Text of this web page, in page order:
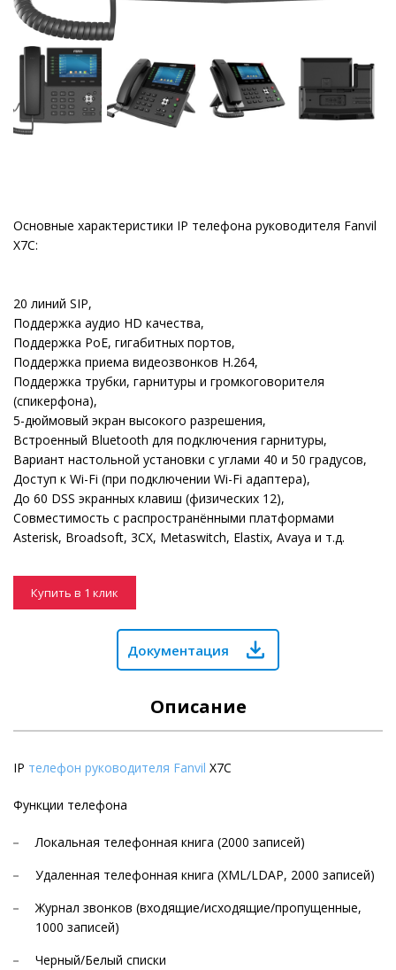
Основные характеристики IP телефона руководителя Fanvil
X7C:
20 линий SIP,
Поддержка аудио HD качества,
Поддержка PoE, гигабитных портов,
Поддержка приема видеозвонков H.264,
Поддержка трубки, гарнитуры и громкоговорителя
(спикерфона),
5-дюймовый экран высокого разрешения,
Встроенный Bluetooth для подключения гарнитуры,
Вариант настольной установки с углами 40 и 50 градусов,
Доступ к Wi-Fi (при подключении Wi-Fi адаптера),
До 60 DSS экранных клавиш (физических 12),
Совместимость с распространёнными платформами
Asterisk, Broadsoft, 3CX, Metaswitch, Elastix, Avaya и т.д.
Купить в 1 клик
Документация
Описание
IP телефон руководителя Fanvil X7C
Функции телефона
Локальная телефонная книга (2000 записей)
Удаленная телефонная книга (XML/LDAP, 2000 записей)
Журнал звонков (входящие/исходящие/пропущенные,
1000 записей)
Черный/Белый списки